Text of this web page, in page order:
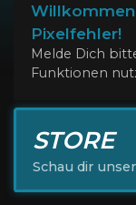
Pixelfehler!
Melde Dich
Funktionen
STORE
Schau dir